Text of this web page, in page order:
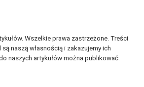
Wszelkie prawa zastrzeżone. Treści
są naszą własnością i zakazujemy ich
naszych artykułów można publikować.